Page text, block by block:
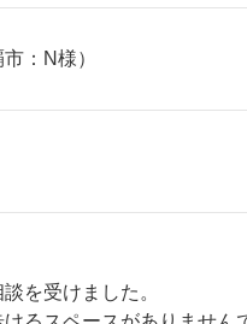
：N様）
を受けました。